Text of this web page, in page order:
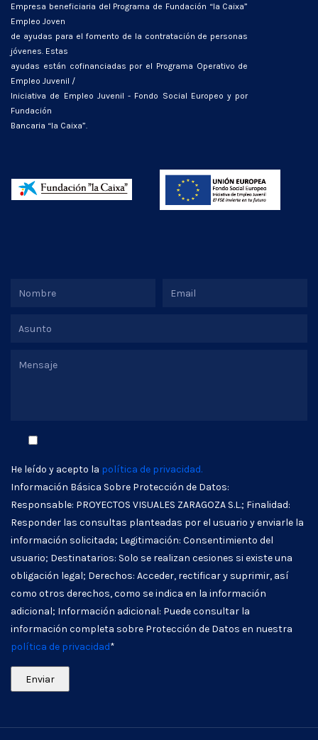
Empresa beneficiaria del Programa de Fundación “la Caixa”
Empleo Joven
de ayudas para el fomento de la contratación de personas
jóvenes. Estas
ayudas están cofinanciadas por el Programa Operativo de
Empleo Juvenil /
Iniciativa de Empleo Juvenil - Fondo Social Europeo y por
Fundación
Bancaria “la Caixa”.
He leído y acepto la política de privacidad.
Información Básica Sobre Protección de Datos:
Responsable: PROYECTOS VISUALES ZARAGOZA S.L.; Finalidad:
Responder las consultas planteadas por el usuario y enviarle la
información solicitada; Legitimación: Consentimiento del
usuario; Destinatarios: Solo se realizan cesiones si existe una
obligación legal; Derechos: Acceder, rectificar y suprimir, así
como otros derechos, como se indica en la información
adicional; Información adicional: Puede consultar la
información completa sobre Protección de Datos en nuestra
política de privacidad*